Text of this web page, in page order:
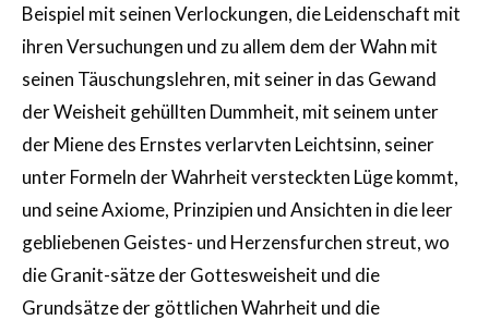
Beispiel mit seinen Verlockungen, die Leidenschaft mit
ihren Versuchungen und zu allem dem der Wahn mit
seinen Täuschungslehren, mit seiner in das Gewand
der Weisheit gehüllten Dummheit, mit seinem unter
der Miene des Ernstes verlarvten Leichtsinn, seiner
unter Formeln der Wahrheit versteckten Lüge kommt,
und seine Axiome, Prinzipien und Ansichten in die leer
gebliebenen Geistes- und Herzensfurchen streut, wo
die Granit-sätze der Gottesweisheit und die
Grundsätze der göttlichen Wahrheit und die